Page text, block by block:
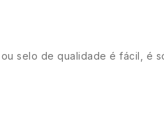
selo de qualidade é fácil, é